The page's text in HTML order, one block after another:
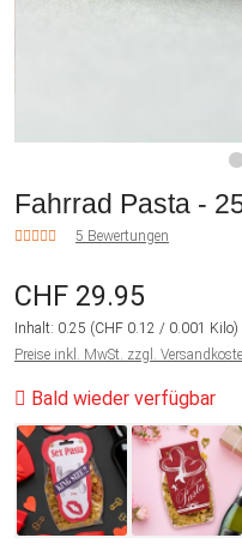
Fahrrad Pasta -
5 Bewertungen
CHF 29.95
Inhalt: 0.25 (CHF 0.12 / 0.001 Kilo)
Preise inkl. MwSt. zzgl.
Bald wieder verfügbar